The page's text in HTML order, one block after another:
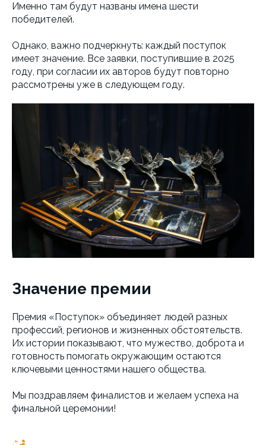
Именно там будут названы имена шести
победителей.
Однако, важно подчеркнуть: каждый поступок
имеет значение. Все заявки, поступившие в 2025
году, при согласии их авторов будут повторно
рассмотрены уже в следующем году.
Значение премии
Премия «Поступок» объединяет людей разных
профессий, регионов и жизненных обстоятельств.
Их истории показывают, что мужество, доброта и
готовность помогать окружающим остаются
ключевыми ценностями нашего общества.
Мы поздравляем финалистов и желаем успеха на
финальной церемонии!